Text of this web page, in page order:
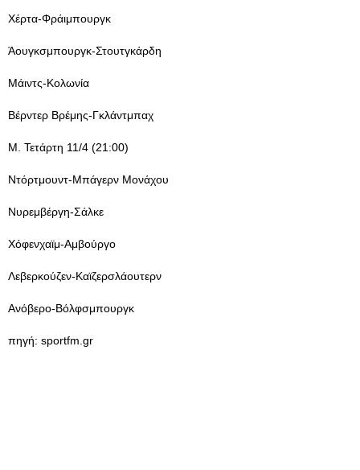
Χέρτα-Φράιμπουργκ
Άουγκσμπουργκ-Στουτγκάρδη
Μάιντς-Κολωνία
Βέρντερ Βρέμης-Γκλάντμπαχ
Μ. Τετάρτη 11/4 (21:00)
Ντόρτμουντ-Μπάγερν Μονάχου
Νυρεμβέργη-Σάλκε
Χόφενχαϊμ-Αμβούργο
Λεβερκούζεν-Καϊζερσλάουτερν
Ανόβερο-Βόλφσμπουργκ
πηγή: sportfm.gr